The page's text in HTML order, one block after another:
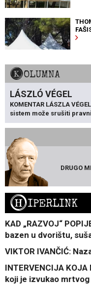
KOLUMNA
LÁSZLÓ VÉGEL
KOMENTAR LÁSZLA
sistem može srušiti
DRUGO
HIPERLINK
KAD „RAZVOJ“
bazen u dvorištu,
VIKTOR IVANČIĆ:
INTERVENCIJA
koji je izvukao